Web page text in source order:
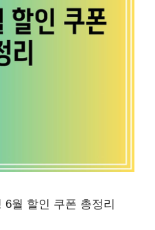
6월 할인 쿠폰 총정리